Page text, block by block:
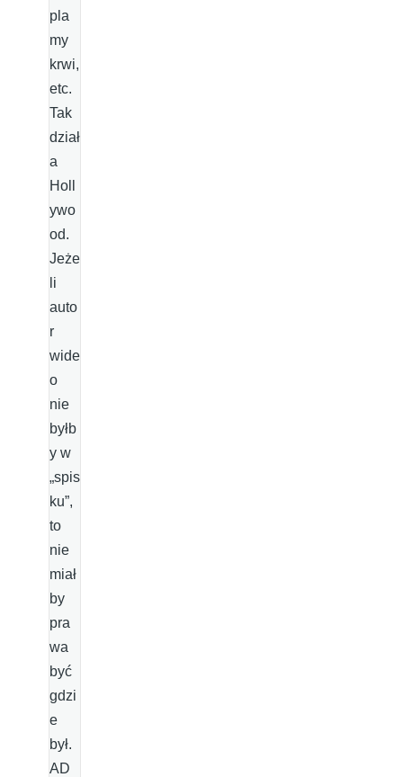
pla
my
krwi,
etc.
Tak
dział
a
Holl
ywo
od.
Jeże
li
auto
r
wide
o
nie
byłb
y w
„spis
ku”,
to
nie
miał
by
pra
wa
być
gdzi
e
był.
AD